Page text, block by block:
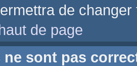
de
de page
ne sont pas